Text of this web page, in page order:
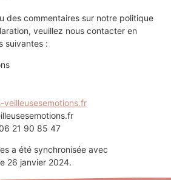
des commentaires sur notre politique
veuillez nous contacter en
suivantes :
21 90 85 47
a été synchronisée avec
26 janvier 2024.